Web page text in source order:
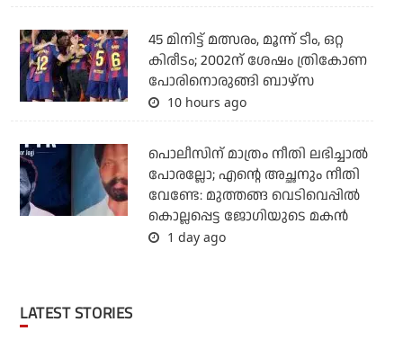
45 മിനിട്ട് മത്സരം, മൂന്ന് ടീം, ഒറ്റ
കിരീടം; 2002ന് ശേഷം ത്രികോണ
പോരിനൊരുങ്ങി ബാഴ്‌സ
10 hours ago
പൊലീസിന് മാത്രം നീതി ലഭിച്ചാല്‍
പോരല്ലോ; എന്റെ അച്ഛനും നീതി
വേണ്ടേ: മുത്തങ്ങ വെടിവെപ്പില്‍
കൊല്ലപ്പെട്ട ജോഗിയുടെ മകന്‍
1 day ago
LATEST STORIES